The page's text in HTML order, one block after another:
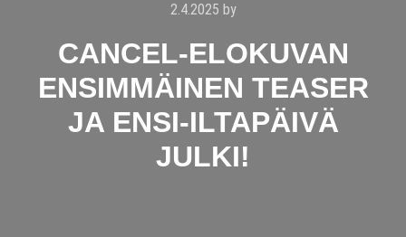
2.4.2025 by
CANCEL-ELOKUVAN
ENSIMMÄINEN TEASER
JA ENSI-ILTAPÄIVÄ
JULKI!